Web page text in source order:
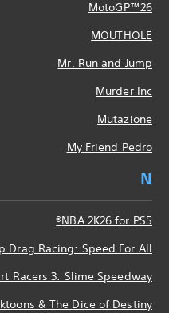
MotoGP™26
MOUTHOLE
Mr. Run and Jump
Murder Inc
Mutazione
My Friend Pedro
N
NBA 2K26 for PS5®
Drag Racing: Speed For All
Racers 3: Slime Speedway
& The Dice of Destiny